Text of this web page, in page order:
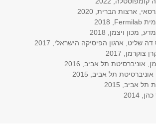
ארצות הברית, 2020
ויצמן, 2018
ארגון הפיסיקה הישראלי, 2017
תל אביב, 2016
תל אביב, 2015
אביב, 2015